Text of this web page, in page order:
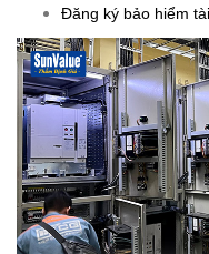
Đăng ký bảo hiểm